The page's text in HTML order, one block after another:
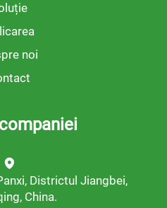
noi
Districtul Jiangbei,
China.